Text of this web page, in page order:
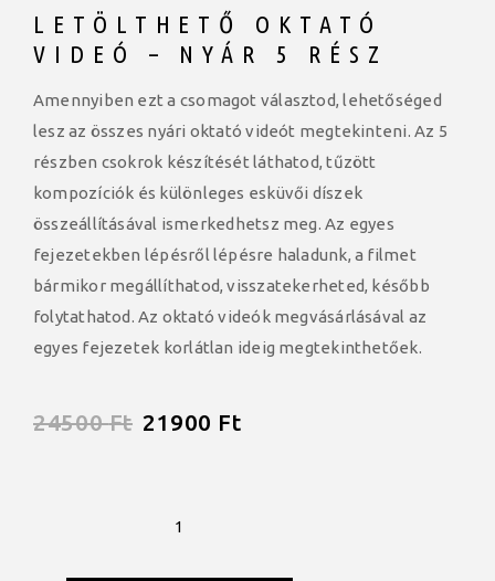
LETÖLTHETŐ OKTATÓ
VIDEÓ – NYÁR 5 RÉSZ
Amennyiben ezt a csomagot választod, lehetőséged
lesz az összes nyári oktató videót megtekinteni. Az 5
részben csokrok készítését láthatod, tűzött
kompozíciók és különleges esküvői díszek
összeállításával ismerkedhetsz meg. Az egyes
fejezetekben lépésről lépésre haladunk, a filmet
bármikor megállíthatod, visszatekerheted, később
folytathatod. Az oktató videók megvásárlásával az
egyes fejezetek korlátlan ideig megtekinthetőek.
24500Ft 21900 Ft